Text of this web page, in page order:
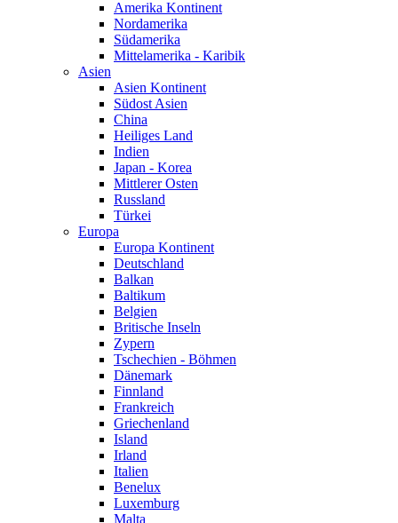
Amerika Kontinent
Nordamerika
Südamerika
Mittelamerika - Karibik
Asien
Asien Kontinent
Südost Asien
China
Heiliges Land
Indien
Japan - Korea
Mittlerer Osten
Russland
Türkei
Europa
Europa Kontinent
Deutschland
Balkan
Baltikum
Belgien
Britische Inseln
Zypern
Tschechien - Böhmen
Dänemark
Finnland
Frankreich
Griechenland
Island
Irland
Italien
Benelux
Luxemburg
Malta